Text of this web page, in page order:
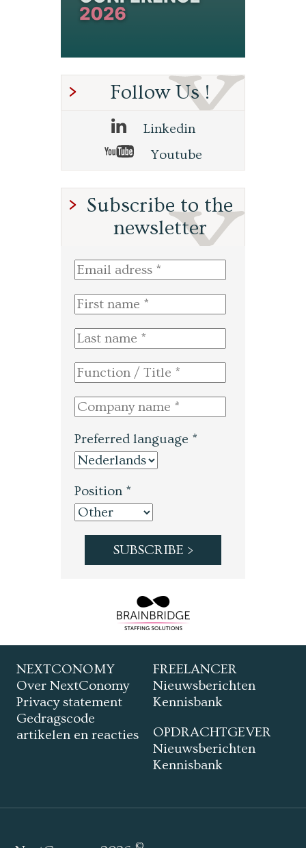
Follow Us !
Linkedin
Youtube
Subscribe to the
newsletter
Preferred language *
Position *
NEXTCONOMY
Over NextConomy
Privacy statement
Gedragscode
artikelen en reacties
FREELANCER
Nieuwsberichten
Kennisbank
OPDRACHTGEVER
Nieuwsberichten
Kennisbank